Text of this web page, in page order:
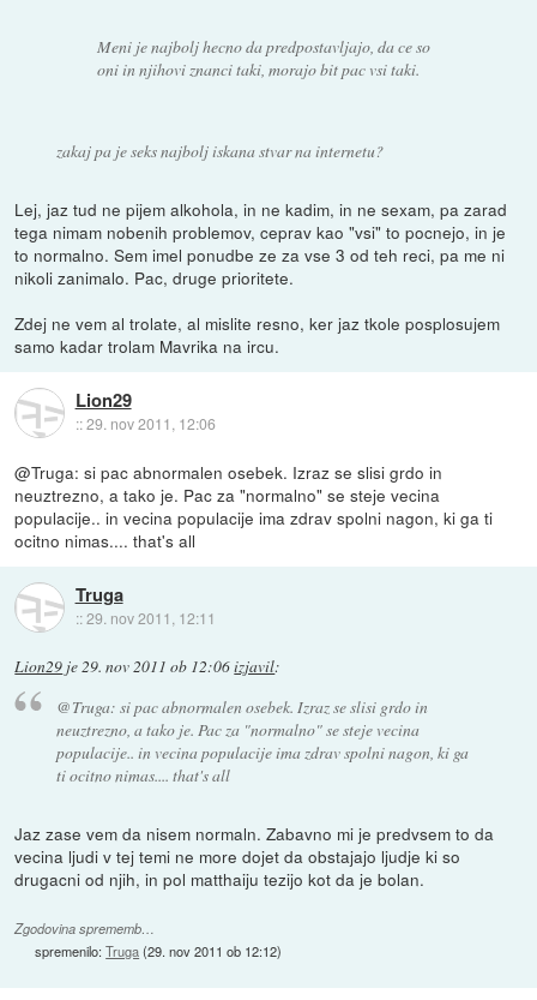
Meni je najbolj hecno da predpostavljajo, da ce so
oni in njihovi znanci taki, morajo bit pac vsi taki.
zakaj pa je seks najbolj iskana stvar na internetu?
Lej, jaz tud ne pijem alkohola, in ne kadim, in ne sexam, pa zarad
tega nimam nobenih problemov, ceprav kao "vsi" to pocnejo, in je
to normalno. Sem imel ponudbe ze za vse 3 od teh reci, pa me ni
nikoli zanimalo. Pac, druge prioritete.
Zdej ne vem al trolate, al mislite resno, ker jaz tkole posplosujem
samo kadar trolam Mavrika na ircu.
Lion29
::29. nov 2011, 12:06
@Truga: si pac abnormalen osebek. Izraz se slisi grdo in
neuztrezno, a tako je. Pac za "normalno" se steje vecina
populacije.. in vecina populacije ima zdrav spolni nagon, ki ga ti
ocitno nimas.... that's all
Truga
::29. nov 2011, 12:11
Lion29 je29. nov 2011 ob 12:06izjavil:
@Truga: si pac abnormalen osebek. Izraz se slisi grdo in
neuztrezno, a tako je. Pac za "normalno" se steje vecina
populacije.. in vecina populacije ima zdrav spolni nagon, ki ga
ti ocitno nimas.... that's all
Jaz zase vem da nisem normaln. Zabavno mi je predvsem to da
vecina ljudi v tej temi ne more dojet da obstajajo ljudje ki so
drugacni od njih, in pol matthaiju tezijo kot da je bolan.
Zgodovina sprememb…
spremenilo:Truga(29. nov 2011 ob 12:12)